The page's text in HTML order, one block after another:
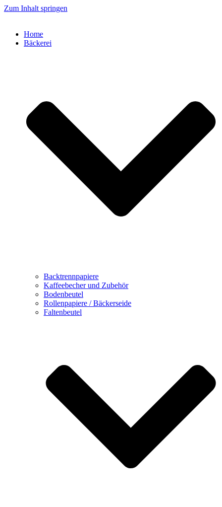
Zum Inhalt springen
Home
Bäckerei
Backtrennpapiere
Kaffeebecher und Zubehör
Bodenbeutel
Rollenpapiere / Bäckerseide
Faltenbeutel